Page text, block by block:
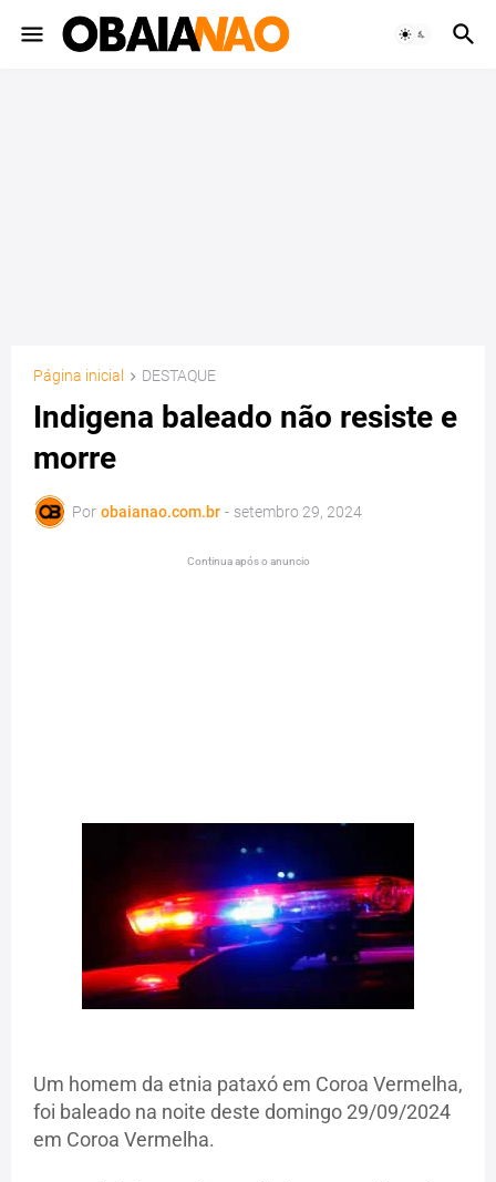
Página inicial DESTAQUE
Indigena baleado não resiste e
morre
Por obaianao.com.br - setembro 29, 2024
Continua após o anuncio
Um homem da etnia pataxó em Coroa Vermelha,
foi baleado na noite deste domingo 29/09/2024
em Coroa Vermelha.